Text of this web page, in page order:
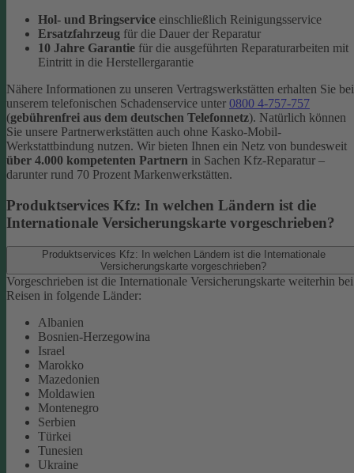
Hol- und Bringservice einschließlich Reinigungsservice
Ersatzfahrzeug für die Dauer der Reparatur
10 Jahre Garantie für die ausgeführten Reparaturarbeiten mit
Eintritt in die Herstellergarantie
Nähere Informationen zu unseren Vertragswerkstätten erhalten Sie bei
unserem telefonischen Schadenservice unter 0800 4-757-757
(gebührenfrei aus dem deutschen Telefonnetz). Natürlich können
Sie unsere Partnerwerkstätten auch ohne Kasko-Mobil-
Werkstattbindung nutzen. Wir bieten Ihnen ein Netz von bundesweit
über 4.000 kompetenten Partnern in Sachen Kfz-Reparatur –
darunter rund 70 Prozent Markenwerkstätten.
Produktservices Kfz: In welchen Ländern ist die
Internationale Versicherungskarte vorgeschrieben?
Produktservices Kfz: In welchen Ländern ist die Internationale
Versicherungskarte vorgeschrieben?
Vorgeschrieben ist die Internationale Versicherungskarte weiterhin bei
Reisen in folgende Länder:
Albanien
Bosnien-Herzegowina
Israel
Marokko
Mazedonien
Moldawien
Montenegro
Serbien
Türkei
Tunesien
Ukraine